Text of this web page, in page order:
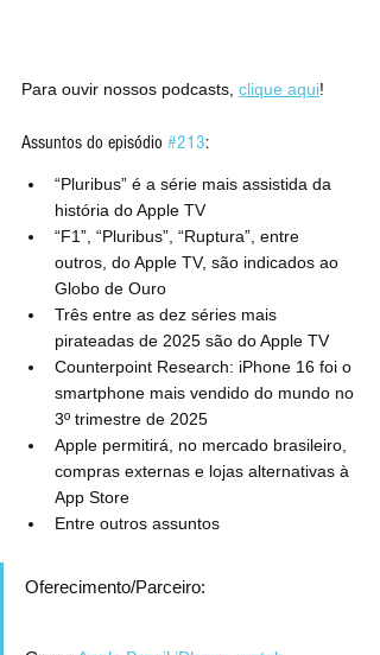
Para ouvir nossos podcasts, clique aqui!
Assuntos do episódio #213:
“Pluribus” é a série mais assistida da
história do Apple TV
“F1”, “Pluribus”, “Ruptura”, entre
outros, do Apple TV, são indicados ao
Globo de Ouro
Três entre as dez séries mais
pirateadas de 2025 são do Apple TV
Counterpoint Research: iPhone 16 foi o
smartphone mais vendido do mundo no
3º trimestre de 2025
Apple permitirá, no mercado brasileiro,
compras externas e lojas alternativas à
App Store
Entre outros assuntos
Oferecimento/Parceiro: